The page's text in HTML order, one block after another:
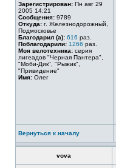
Зарегистрирован: Пн авг 29
2005 14:21
Сообщения: 9789
Откуда: г. Железнодорожный,
Подмосковье
Благодарил (а): 616 раз.
Поблагодарили: 1266 раз.
Моя велотехника: серия
лигеадов "Черная Пантера",
"Моби-Дик", "Рыжик",
"Привидение"
Имя: Олег
Вернуться к началу
vova